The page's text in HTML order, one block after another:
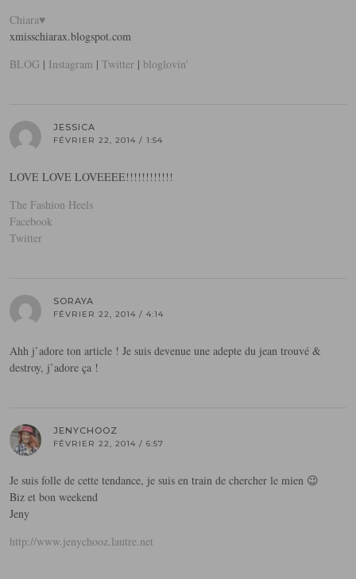
Chiara♥
xmisschiarax.blogspot.com
BLOG | Instagram | Twitter | bloglovin'
JESSICA
FÉVRIER 22, 2014 / 1:54
LOVE LOVE LOVEEEE!!!!!!!!!!!!
The Fashion Heels
Facebook
Twitter
SORAYA
FÉVRIER 22, 2014 / 4:14
Ahh j’adore ton article ! Je suis devenue une adepte du jean trouvé &
destroy, j’adore ça !
JENYCHOOZ
FÉVRIER 22, 2014 / 6:57
Je suis folle de cette tendance, je suis en train de chercher le mien 😉
Biz et bon weekend
Jeny
http://www.jenychooz.lautre.net